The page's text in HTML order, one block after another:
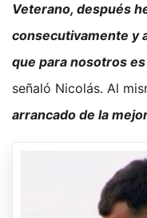
Veterano, después
consecutivamente y
que para nosotros
señaló Nicolás. Al
arrancado de la